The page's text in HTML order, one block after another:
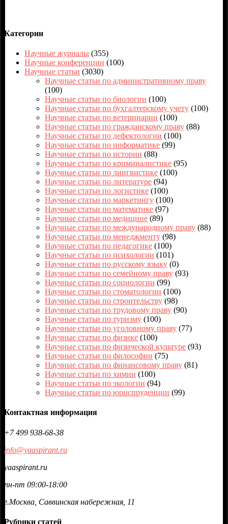
Категории
Научные журналы (355)
Научные конференции (100)
Научные статьи (3030)
Научные статьи по административному праву
(100)
Научные статьи по биологии (100)
Научные статьи по бухгалтерскому учету (100)
Научные статьи по ветеринарии (100)
Научные статьи по гражданскому праву (88)
Научные статьи по дефектологии (100)
Научные статьи по информатике (99)
Научные статьи по истории (88)
Научные статьи по криминалистике (95)
Научные статьи по лингвистике (100)
Научные статьи по литературе (94)
Научные статьи по логистике (100)
Научные статьи по маркетингу (100)
Научные статьи по математике (97)
Научные статьи по медицине (89)
Научные статьи по международному праву (88)
Научные статьи по менеджменту (98)
Научные статьи по педагогике (100)
Научные статьи по психологии (101)
Научные статьи по русскому языку (0)
Научные статьи по семейному праву (93)
Научные статьи по социологии (99)
Научные статьи по стоматологии (100)
Научные статьи по строительству (98)
Научные статьи по трудовому праву (90)
Научные статьи по туризму (100)
Научные статьи по уголовному праву (77)
Научные статьи по физике (100)
Научные статьи по физической культуре (93)
Научные статьи по философии (75)
Научные статьи по финансовому праву (81)
Научные статьи по химии (100)
Научные статьи по экологии (94)
Научные статьи по юриспруденции (99)
Контактная информация
+7 499 938-68-38
info@yaaspirant.ru
yaaspirant.ru
пн-пт 09:00-18:00
г.Москва, Саввинская набережная, 11
Рубрики статей